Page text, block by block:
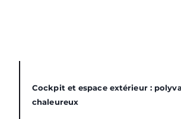
Cockpit et espace extérieur :
chaleureux